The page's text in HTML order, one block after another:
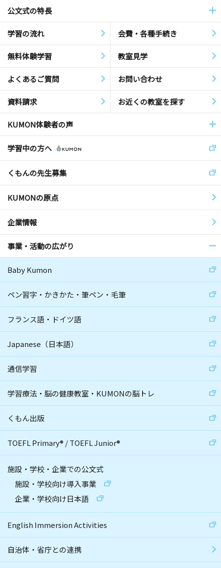
公文式の特長
学習の流れ 会費・各種手続き
無料体験学習 教室見学
よくあるご質問 お問い合わせ
資料請求 お近くの教室を探す
KUMON体験者の声
学習中の方へ
くもんの先生募集
KUMONの原点
企業情報
事業・活動の広がり
Baby Kumon
ペン習字・かきかた・筆ペン・毛筆
フランス語・ドイツ語
Japanese（日本語）
通信学習
学習療法・脳の健康教室・KUMONの脳トレ
くもん出版
TOEFL Primary® /TOEFL Junior®
施設・学校・企業での公文式
施設・学校向け導入事業
企業・学校向け日本語
English Immersion Activities
自治体・省庁との連携